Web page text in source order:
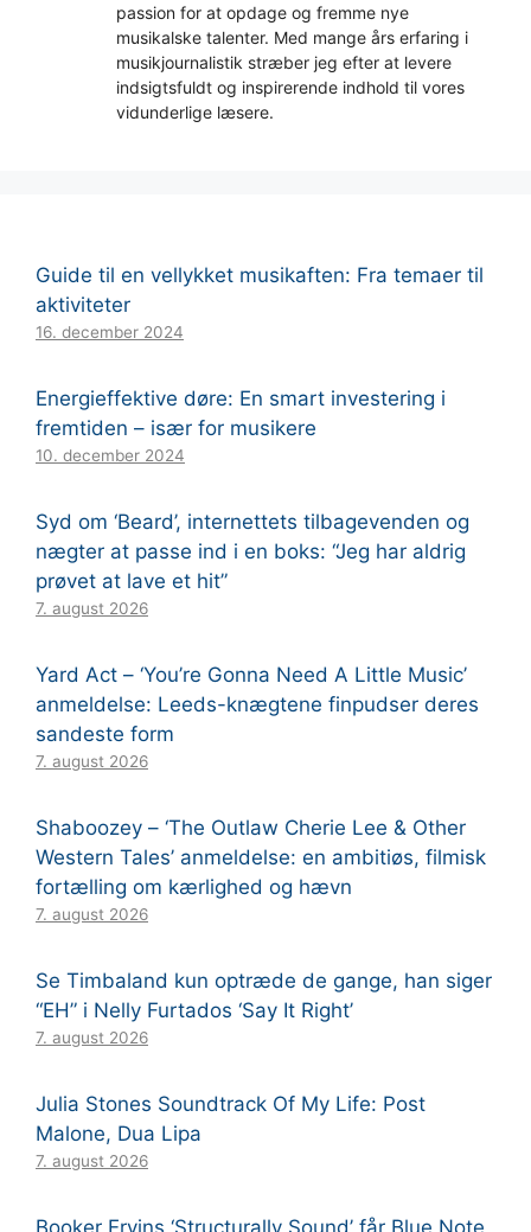
passion for at opdage og fremme nye
musikalske talenter. Med mange års erfaring i
musikjournalistik stræber jeg efter at levere
indsigtsfuldt og inspirerende indhold til vores
vidunderlige læsere.
Guide til en vellykket musikaften: Fra temaer til
aktiviteter
16. december 2024
Energieffektive døre: En smart investering i
fremtiden – især for musikere
10. december 2024
Syd om ‘Beard’, internettets tilbagevenden og
nægter at passe ind i en boks: “Jeg har aldrig
prøvet at lave et hit”
7. august 2026
Yard Act – ‘You’re Gonna Need A Little Music’
anmeldelse: Leeds-knægtene finpudser deres
sandeste form
7. august 2026
Shaboozey – ‘The Outlaw Cherie Lee & Other
Western Tales’ anmeldelse: en ambitiøs, filmisk
fortælling om kærlighed og hævn
7. august 2026
Se Timbaland kun optræde de gange, han siger
“EH” i Nelly Furtados ‘Say It Right’
7. august 2026
Julia Stones Soundtrack Of My Life: Post
Malone, Dua Lipa
7. august 2026
Booker Ervins ‘Structurally Sound’ får Blue Note